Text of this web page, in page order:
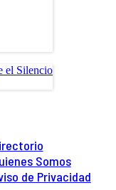
el Silencio
Somos
de Privacidad